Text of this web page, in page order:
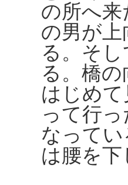
の所へ
の男が
る。そ
る。橋
はじめ
って行
なって
は腰を下